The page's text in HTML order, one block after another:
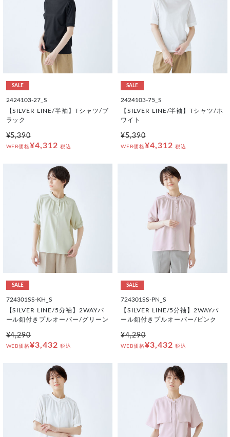
SALE
2424103-27_S
【SILVER LINE/半袖】Tシャツ/ブ
ラック
¥5,390
WEB価格¥4,312 税込
SALE
2424103-75_S
【SILVER LINE/半袖】Tシャツ/ホ
ワイト
¥5,390
WEB価格¥4,312 税込
SALE
724301SS-KH_S
【SILVER LINE/5分袖】2WAYパ
ール釦付きプルオーバー/グリーン
¥4,290
WEB価格¥3,432 税込
SALE
724301SS-PN_S
【SILVER LINE/5分袖】2WAYパ
ール釦付きプルオーバー/ピンク
¥4,290
WEB価格¥3,432 税込